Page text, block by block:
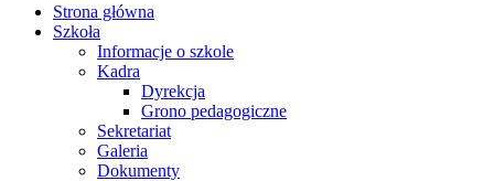
Strona główna
Szkoła
Informacje o szkole
Kadra
Dyrekcja
Grono pedagogiczne
Sekretariat
Galeria
Dokumenty